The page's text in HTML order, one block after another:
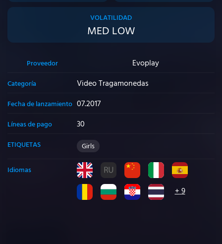
VOLATILIDAD
MED LOW
Proveedor Evoplay
Categoría Video Tragamonedas
Fecha de lanzamiento 07.2017
Líneas de pago 30
ETIQUETAS Girls
Idiomas
+9